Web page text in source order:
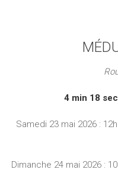
4 min 18
Samedi 23 mai 2026 :
Dimanche 24 mai 2026 :